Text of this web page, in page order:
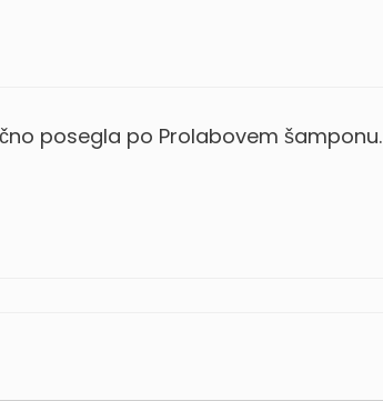
posegla po Prolabovem šamponu.